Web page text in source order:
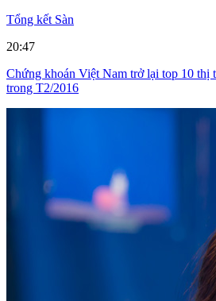
Tổng kết Sàn
20:47
Chứng khoán Việt Nam trở lại top 10 thị
trong T2/2016